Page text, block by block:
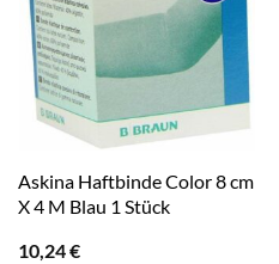
Askina Haftbinde Color 8 cm
X 4 M Blau 1 Stück
10,24€